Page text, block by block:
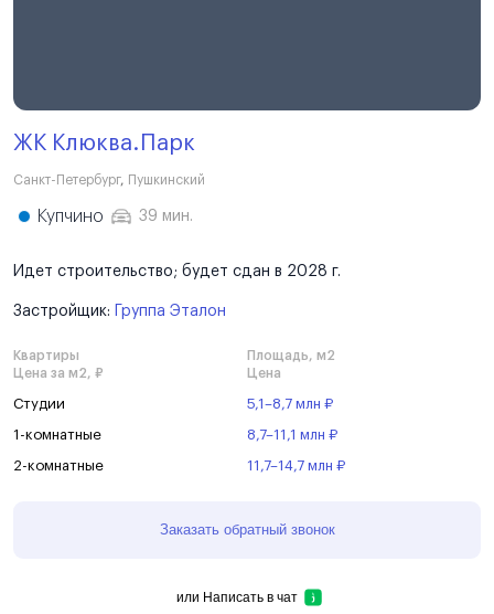
ЖК Клюква.Парк
Санкт-Петербург, Пушкинский
Купчино 39 мин.
Идет строительство; будет сдан в 2028 г.
Застройщик: Группа Эталон
Квартиры
Площадь, м2
Цена за м2, ₽
Цена
Студии 5,1–8,7 млн ₽
1-комнатные 8,7–11,1 млн ₽
2-комнатные 11,7–14,7 млн ₽
Заказать обратный звонок
или Написать в чат